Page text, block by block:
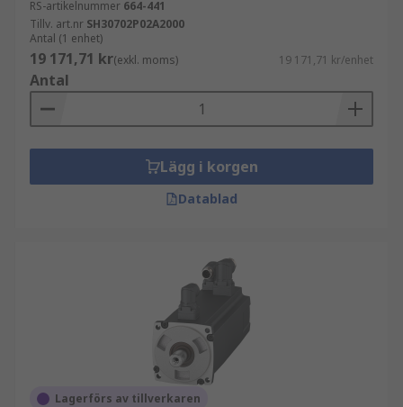
RS-artikelnummer 664-441
Tillv. art.nr SH30702P02A2000
Antal (1 enhet)
19 171,71 kr(exkl. moms) 19 171,71 kr/enhet
Antal
Lägg i korgen
Datablad
Lagerförs av tillverkaren